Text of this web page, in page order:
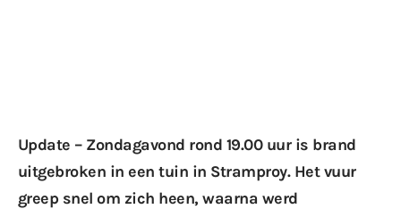
Update – Zondagavond rond 19.00 uur is brand
uitgebroken in een tuin in Stramproy. Het vuur
greep snel om zich heen, waarna werd